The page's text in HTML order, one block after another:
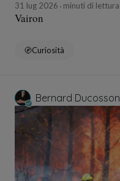
31 lug 2026 minuti di lettura
Vairon
Curiosità
Bernard Ducosson